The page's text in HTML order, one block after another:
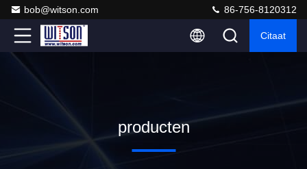
bob@witson.com 86-756-8120312
Citaat
producten